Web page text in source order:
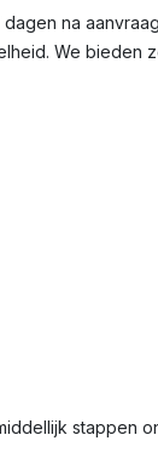
na
We bieden
stappen